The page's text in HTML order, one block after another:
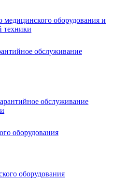
медицинского оборудования и
техники
обслуживание
оборудования